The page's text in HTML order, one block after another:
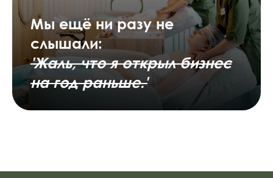
Мы ещёни разу не
слышали:
'Жаль, что я открыл бизнес
на год раньше.'